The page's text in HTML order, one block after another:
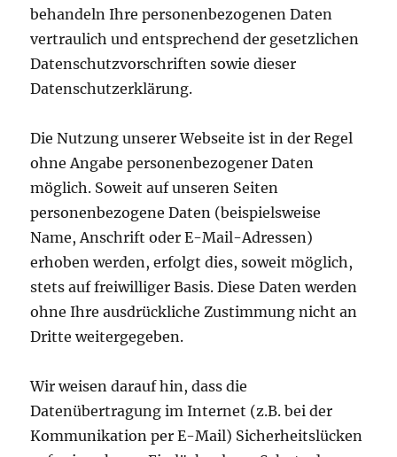
behandeln Ihre personenbezogenen Daten
vertraulich und entsprechend der gesetzlichen
Datenschutzvorschriften sowie dieser
Datenschutzerklärung.
Die Nutzung unserer Webseite ist in der Regel
ohne Angabe personenbezogener Daten
möglich. Soweit auf unseren Seiten
personenbezogene Daten (beispielsweise
Name, Anschrift oder E-Mail-Adressen)
erhoben werden, erfolgt dies, soweit möglich,
stets auf freiwilliger Basis. Diese Daten werden
ohne Ihre ausdrückliche Zustimmung nicht an
Dritte weitergegeben.
Wir weisen darauf hin, dass die
Datenübertragung im Internet (z.B. bei der
Kommunikation per E-Mail) Sicherheitslücken